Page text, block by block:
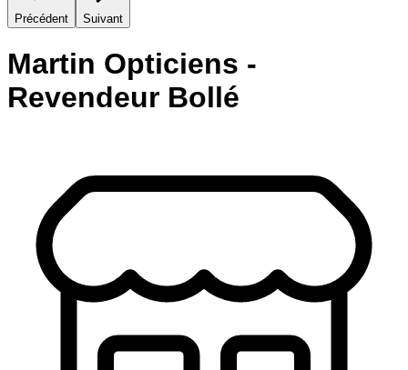
Précédent Suivant
Martin Opticiens -
Revendeur Bollé